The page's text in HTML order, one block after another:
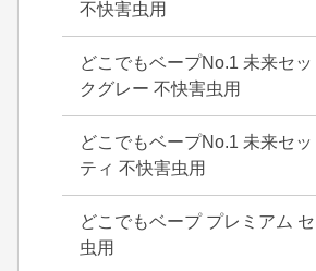
不快害虫用
どこでもベープNo.1 未来セ
クグレー 不快害虫用
どこでもベープNo.1 未来セ
ティ 不快害虫用
どこでもベープ プレミアム
虫用